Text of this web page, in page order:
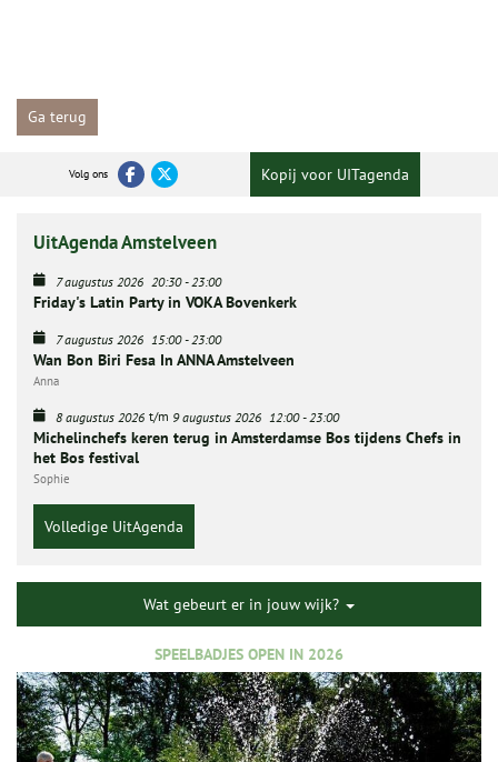
Ga terug
Volg ons Kopij voor UITagenda
UitAgenda Amstelveen
7 augustus 2026 20:30-23:00
Friday's Latin Party in VOKA Bovenkerk
7 augustus 2026 15:00-23:00
Wan Bon Biri Fesa In ANNA Amstelveen
Anna
8 augustus 2026 t/m 9 augustus 2026 12:00-23:00
Michelinchefs keren terug in Amsterdamse Bos tijdens Chefs in
het Bos festival
Sophie
Volledige UitAgenda
Wat gebeurt er in jouw wijk?
SPEELBADJES OPEN IN 2026